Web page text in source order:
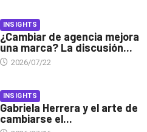
INSIGHTS
¿Cambiar de agencia mejora
una marca? La discusión...
2026/07/22
INSIGHTS
Gabriela Herrera y el arte de
cambiarse el...